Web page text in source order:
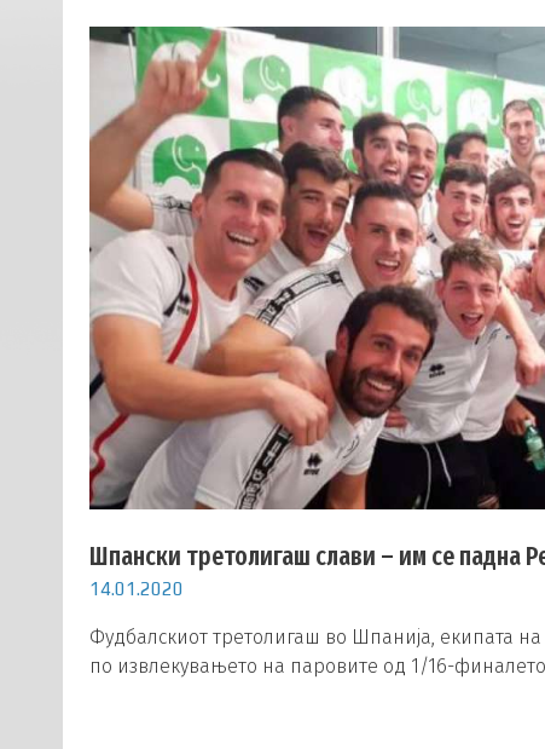
Шпански третолигаш слави – им се падна
14.01.2020
Фудбалскиот третолигаш во Шпанија, екипата
по извлекувањето на паровите од 1/16-